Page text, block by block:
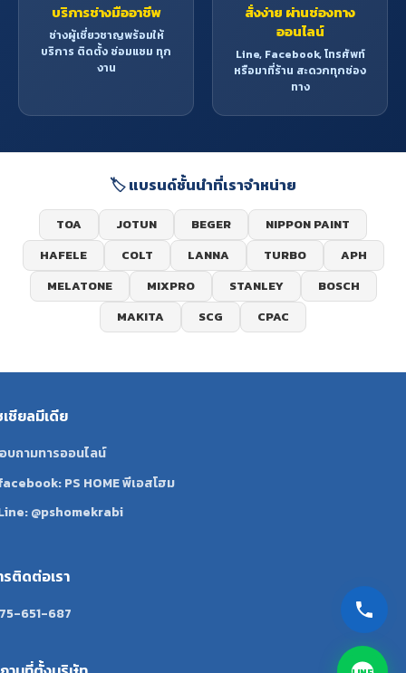
บริการช่างมืออาชีพ
ช่างผู้เชี่ยวชาญพร้อมให้
บริการ ติดตั้ง ซ่อมแซม ทุก
งาน
สั่งง่าย ผ่านช่องทาง
ออนไลน์
Line, Facebook, โทรศัพท์
หรือมาที่ร้าน สะดวกทุกช่อง
ทาง
🏷️ แบรนด์ชั้นนำที่เราจำหน่าย
TOA JOTUN BEGER
NIPPON PAINT
HAFELE
COLT LANNA TURBO
APH
MELATONE
MIXPRO STANLEY
BOSCH
MAKITA
SCG CPAC
เชียลมีเดีย
บถามทารออนไลน์
PS HOME พีเอสโฮม
@pshomekrabi
รติดต่อเรา
651-687